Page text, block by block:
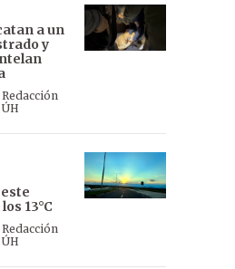
a un
y
Redacción
ÚH
13°C
Redacción
ÚH